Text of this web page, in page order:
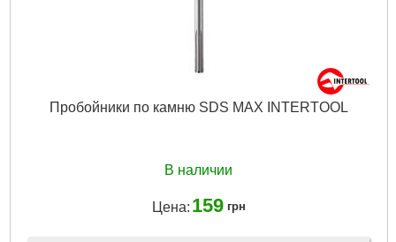
Пробойники по камню SDS MAX INTERTOOL
В наличии
Цена: 159 грн